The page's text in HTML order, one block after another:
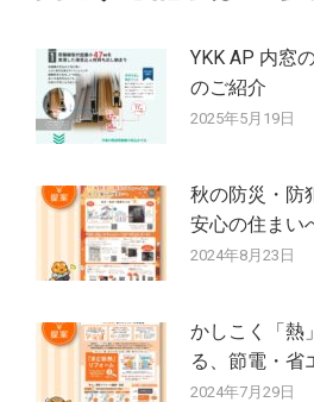
ン
YKK AP 内窓
のご紹介
2025年5月19日
秋の防災・防
安心の住まい
2024年8月23日
かしこく「熱
る、節電・省
2024年7月29日